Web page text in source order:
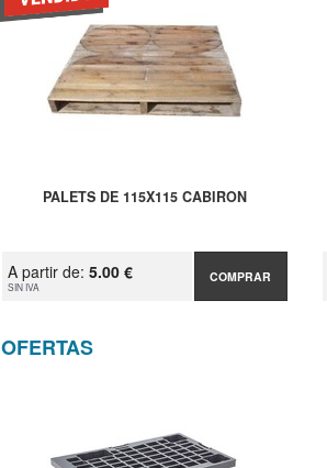
PALETS DE 115X115 CABIRON
A partir de: 5.00 €
SIN IVA
COMPRAR
OFERTAS